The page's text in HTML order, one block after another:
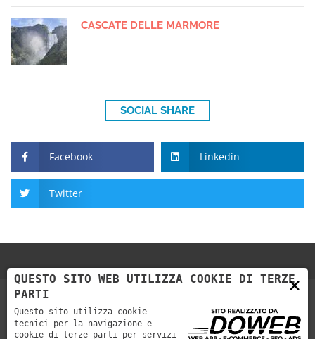
CASCATE DELLE MARMORE
SOCIAL SHARE
Facebook Linkedin
Twitter
×
QUESTO SITO WEB UTILIZZA COOKIE DI TERZE
PARTI
Questo sito utilizza cookie
tecnici per la navigazione e
cookie di terze parti per servizi